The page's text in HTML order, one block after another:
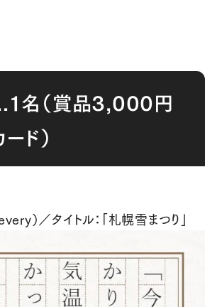
名（賞品3,000円
ド）
）／タイトル：「札幌雪まつり」